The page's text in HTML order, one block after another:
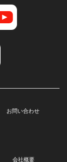
お問い合わせ
会社概要